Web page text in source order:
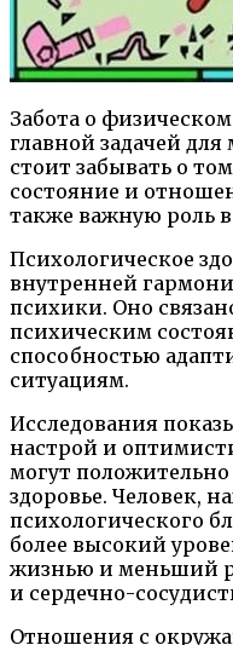
Забота о
главной задачей
стоит забывать о
состояние и
также важную роль
Психологическое
внутренней
психики. Оно
психическим
способностью
ситуациям.
Исследования
настрой и
могут
здоровье. Человек,
психологического
более высокий
жизнью и меньший
и сердечно-
Отношения с